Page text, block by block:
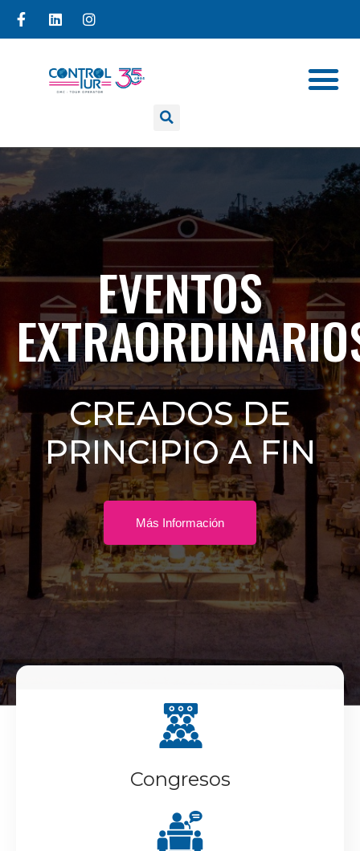
EVENTOS
CREADOS DE
PRINCIPIO A FIN
Más Información
Congresos